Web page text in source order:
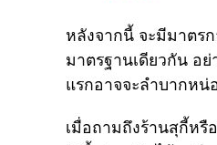
หลังจากนี้ จะมีมาตร
มาตรฐานเดียวกัน อ
แรกอาจจะลำบากหน่
เมื่อถามถึงร้านสุกี้ห